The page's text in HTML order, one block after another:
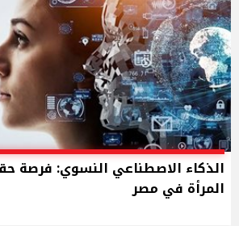
الذكاء الاصطناعي النسوي: فرصة
المرأة في مصر